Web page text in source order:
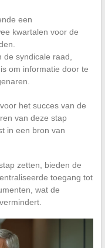
een
kwartalen voor de
syndicale raad,
om informatie door te
het succes van de
van deze stap
in een bron van
zetten, bieden de
toegang tot
wat de